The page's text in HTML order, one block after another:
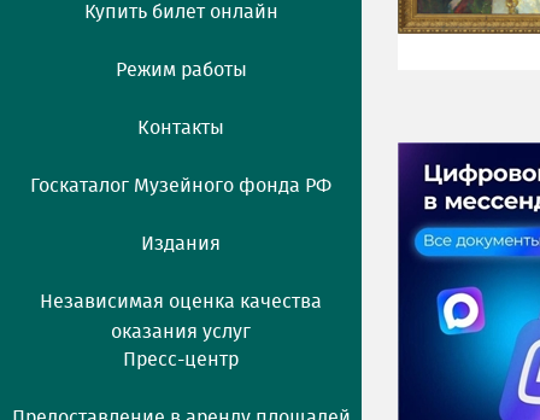
Купить билет онлайн
Режим работы
Контакты
Госкаталог Музейного фонда РФ
Издания
Независимая оценка качества
оказания услуг
Пресс-центр